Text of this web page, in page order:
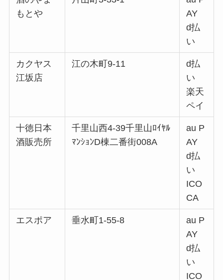
もとや
AY
d払
い
カクヤス
江坂店
江の木町9-11
d払
い
楽天
ペイ
十徳日本
酒販売所
千里山西4-39千里山ﾛｲﾔﾙ
ﾏﾝｼｮﾝD棟二番街008A
au P
AY
d払
い
ICO
CA
エスポア 垂水町1-55-8
au P
AY
d払
い
ICO